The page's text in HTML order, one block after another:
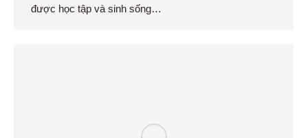
được học tập và sinh sống…